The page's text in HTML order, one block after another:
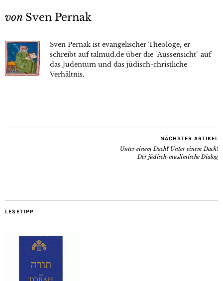
von Sven Pernak
Sven Pernak ist evangelischer Theologe, er
schreibt auf talmud.de über die "Aussensicht" auf
das Judentum und das jüdisch-christliche
Verhältnis.
NÄCHSTER ARTIKEL
Unter einem Dach? Unter einem Dach!
Der jüdisch-muslimische Dialog
LESETIPP